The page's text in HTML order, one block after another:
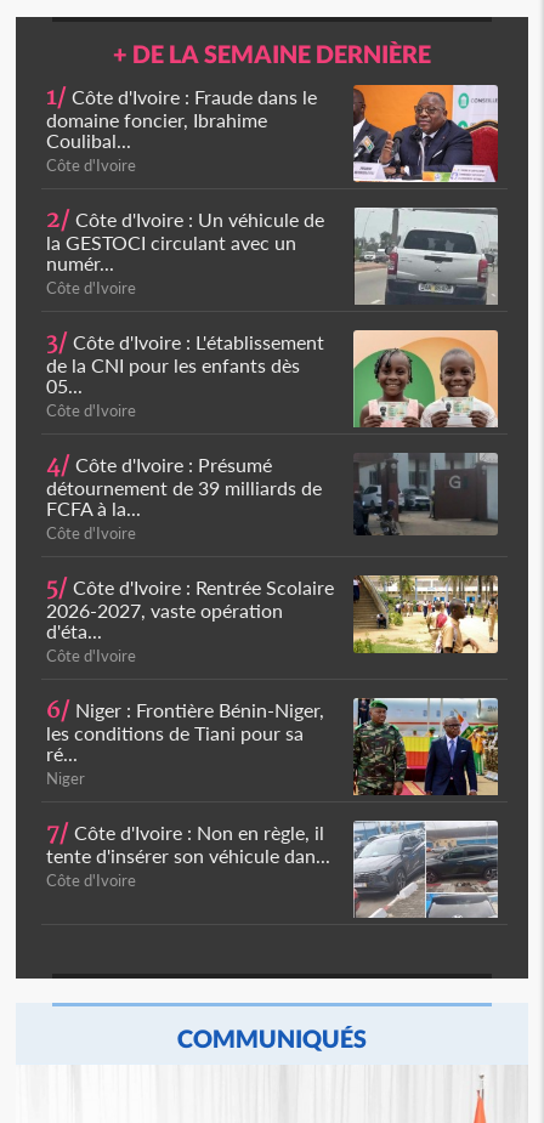
+ DE LA SEMAINE DERNIÈRE
1/ Côte d'Ivoire : Fraude dans le
domaine foncier, Ibrahime
Coulibal...
Côte d'Ivoire
2/ Côte d'Ivoire : Un véhicule de
la GESTOCI circulant avec un
numér...
Côte d'Ivoire
3/ Côte d'Ivoire : L'établissement
de la CNI pour les enfants dès
05...
Côte d'Ivoire
4/ Côte d'Ivoire : Présumé
détournement de 39 milliards de
FCFA à la...
Côte d'Ivoire
5/ Côte d'Ivoire : Rentrée Scolaire
2026-2027, vaste opération
d'éta...
Côte d'Ivoire
6/ Niger : Frontière Bénin-Niger,
les conditions de Tiani pour sa
ré...
Niger
7/ Côte d'Ivoire : Non en règle, il
tente d'insérer son véhicule dan...
Côte d'Ivoire
COMMUNIQUÉS